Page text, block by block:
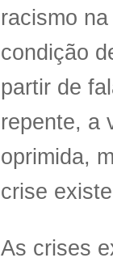
racismo
condição
partir de
repente, a
oprimida,
crise
As crises